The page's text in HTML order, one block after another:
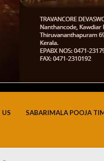
US SABARIMALA POOJA